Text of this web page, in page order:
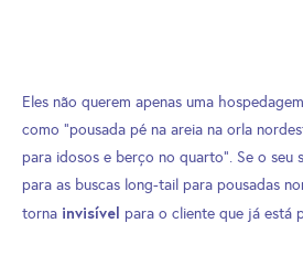
Eles não querem apenas uma
como “pousada pé na areia na orla
para idosos e berço no quarto”. Se o seu
para as buscas long-tail para pousadas
torna invisível para o cliente que já está